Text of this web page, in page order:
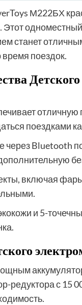
М222БХ
Этот
станет
поездок.
отличную
поездками
через Bluetooth
включая
и 5-
редуктора с 15